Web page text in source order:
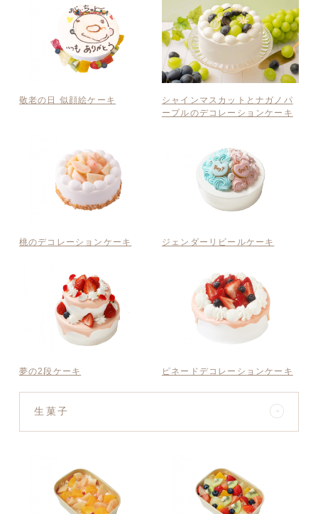
敬老の日 似顔絵ケーキ
シャインマスカットとナガノパ
ープルのデコレーションケーキ
桃のデコレーションケーキ ジェンダーリビールケーキ
夢の2段ケーキ ピネードデコレーションケーキ
生菓子